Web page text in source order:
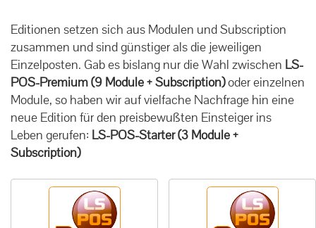
Editionen setzen sich aus Modulen und Subscription
zusammen und sind günstiger als die jeweiligen
Einzelposten. Gab es bislang nur die Wahl zwischen LS-
POS-Premium (9 Module + Subscription)oder einzelnen
Module, so haben wir auf vielfache Nachfrage hin eine
neue Edition für den preisbewußten Einsteiger ins
Leben gerufen: LS-POS-Starter (3 Module +
Subscription)